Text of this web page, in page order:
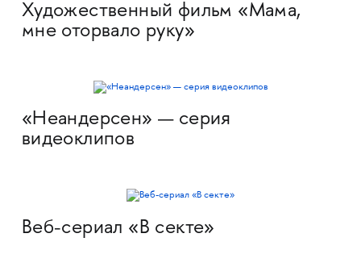
Художественный фильм «Мама,
мне оторвало руку»
«Неандерсен» — серия
видеоклипов
Веб-сериал «В секте»